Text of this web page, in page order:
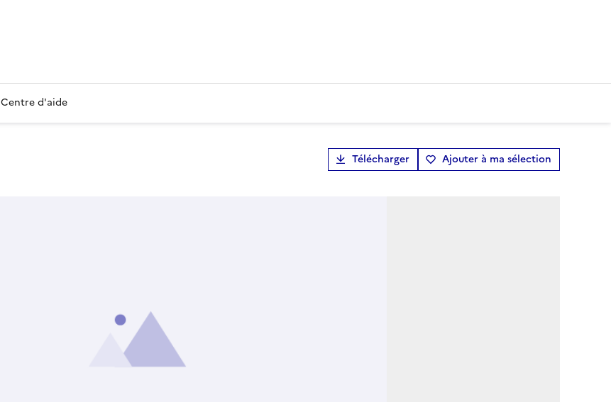
Centre d'aide
Télécharger Ajouter à ma sélection